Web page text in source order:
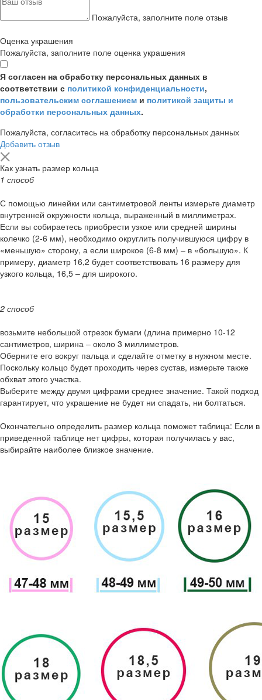
Пожалуйста, заполните поле отзыв
Оценка украшения
Пожалуйста, заполните поле оценка украшения
Я согласен на обработку персональных данных в
соответствии с политикой конфиденциальности,
пользовательским соглашением и политикой защиты и
обработки персональных данных.
Пожалуйста, согласитесь на обработку персональных данных
Добавить отзыв
Как узнать размер кольца
1 способ
С помощью линейки или сантиметровой ленты измерьте диаметр
внутренней окружности кольца, выраженный в миллиметрах.
Если вы собираетесь приобрести узкое или средней ширины
колечко (2-6 мм), необходимо округлить получившуюся цифру в
«меньшую» сторону, а если широкое (6-8 мм) – в «большую». К
примеру, диаметр 16,2 будет соответствовать 16 размеру для
узкого кольца, 16,5 – для широкого.
2 способ
возьмите небольшой отрезок бумаги (длина примерно 10-12
сантиметров, ширина – около 3 миллиметров.
Оберните его вокруг пальца и сделайте отметку в нужном месте.
Поскольку кольцо будет проходить через сустав, измерьте также
обхват этого участка.
Выберите между двумя цифрами среднее значение. Такой подход
гарантирует, что украшение не будет ни спадать, ни болтаться.
Окончательно определить размер кольца поможет таблица: Если в
приведенной таблице нет цифры, которая получилась у вас,
выбирайте наиболее близкое значение.